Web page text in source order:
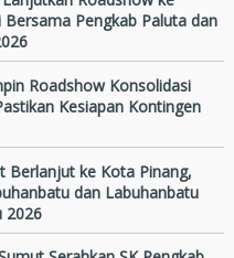
Pengkab Paluta dan
Roadshow Konsolidasi
Kesiapan Kontingen
Berlanjut ke Kota Pinang,
dan Labuhanbatu
2026